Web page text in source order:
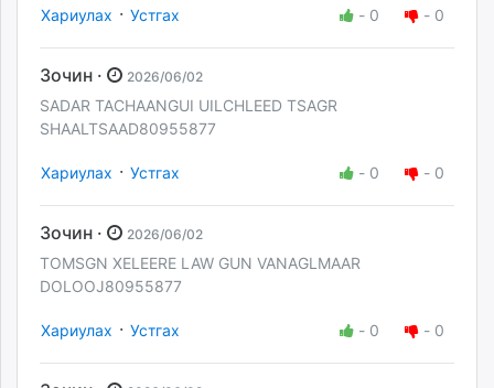
Хариулах · Устгах - 0 - 0
Зочин · 2026/06/02
SADAR TACHAANGUI UILCHLEED TSAGR
SHAALTSAAD80955877
Хариулах · Устгах - 0 - 0
Зочин · 2026/06/02
TOMSGN XELEERE LAW GUN VANAGLMAAR
DOLOOJ80955877
Хариулах · Устгах - 0 - 0